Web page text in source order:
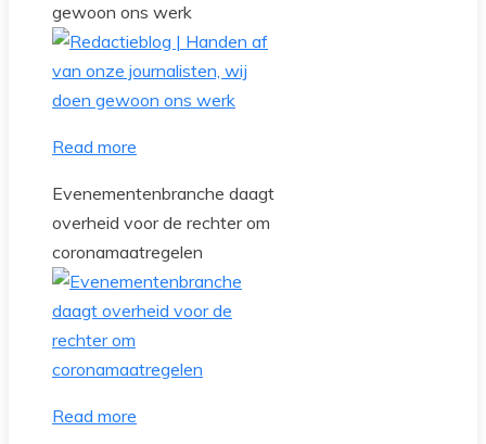
gewoon ons werk
Read more
Evenementenbranche daagt
overheid voor de rechter om
coronamaatregelen
Read more